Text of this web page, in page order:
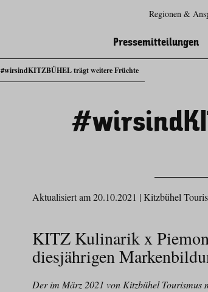
#wirsindKITZBÜHEL trägt weitere Früchte
Pressemitteilungen
Regionen &
Aktualisiert am 20.10.2021 |Kitzbühel
KITZ Kulinarik x
diesjährigen
Der im März 2021 von Kitzbühel Tourismus